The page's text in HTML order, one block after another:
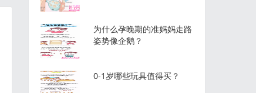
为什么孕晚期的准妈妈走路
姿势像企鹅？
0-1岁哪些玩具值得买？